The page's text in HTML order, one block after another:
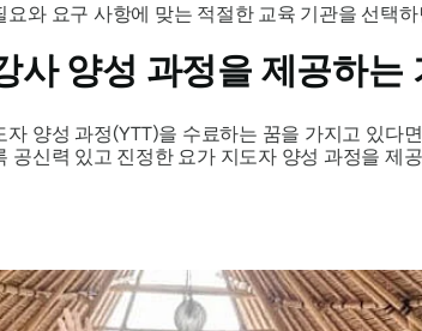
와 요구 사항에 맞는 적절한 교육 기관을 선택
사 양성 과정을 제공하는
양성 과정(YTT)을 수료하는 꿈을 가지고 있다
공신력 있고 진정한 요가 지도자 양성 과정을 제